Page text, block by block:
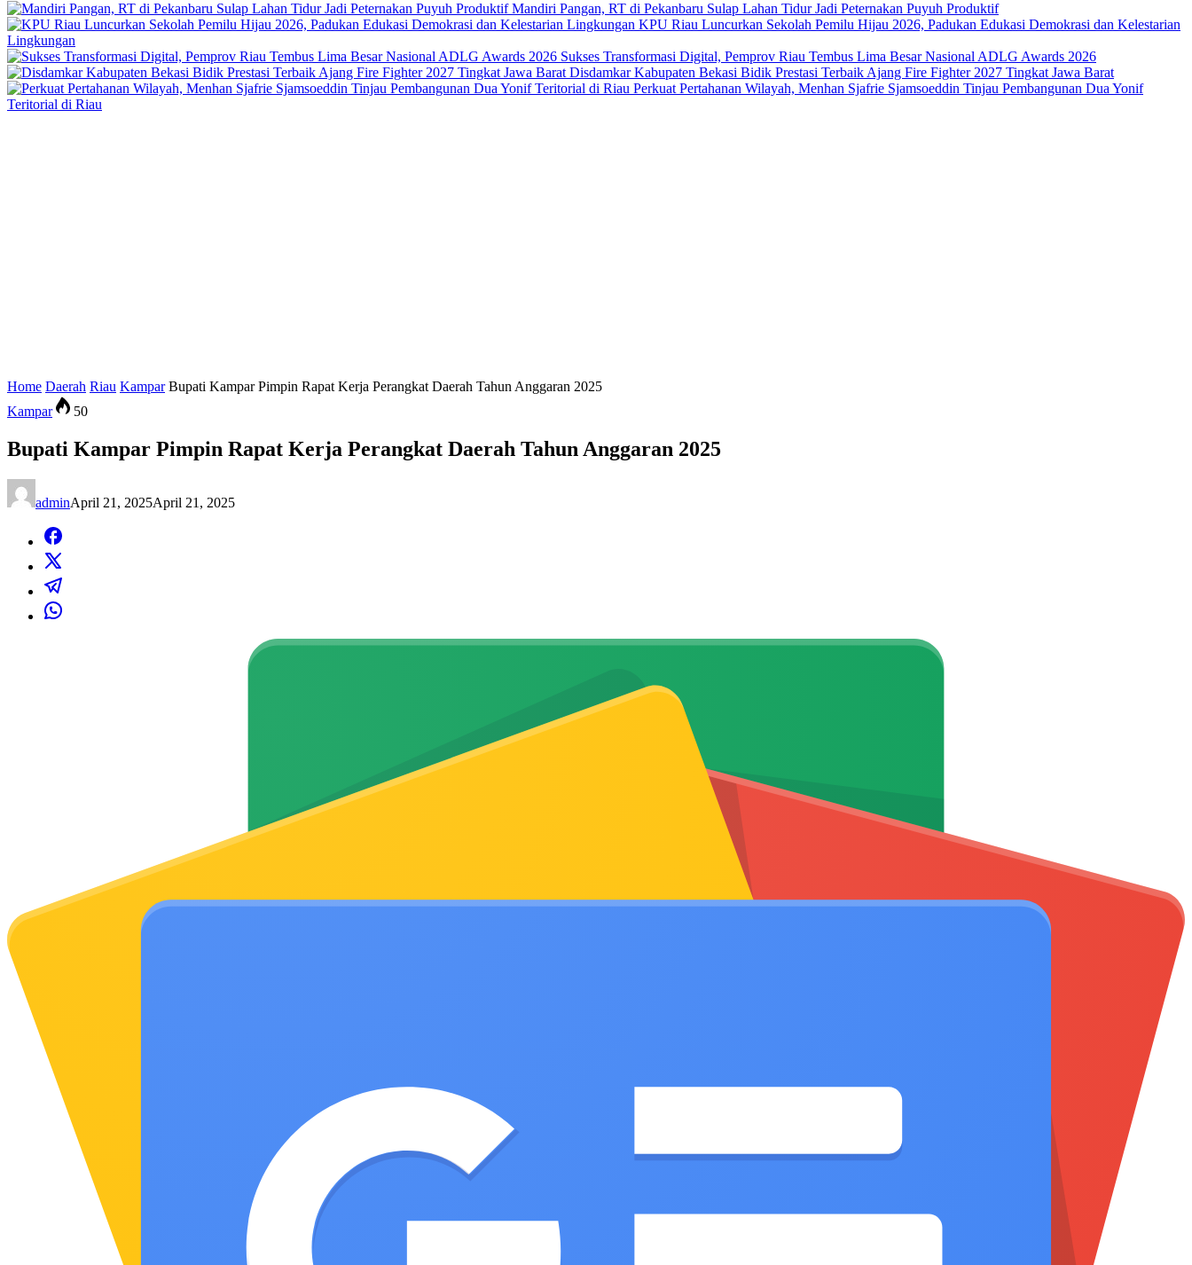
Mandiri Pangan, RT di Pekanbaru Sulap Lahan Tidur Jadi Peternakan Puyuh Produktif
KPU Riau Luncurkan Sekolah Pemilu Hijau 2026, Padukan Edukasi Demokrasi dan Kelestarian
Lingkungan
Sukses Transformasi Digital, Pemprov Riau Tembus Lima Besar Nasional ADLG Awards 2026
Disdamkar Kabupaten Bekasi Bidik Prestasi Terbaik Ajang Fire Fighter 2027 Tingkat Jawa Barat
Perkuat Pertahanan Wilayah, Menhan Sjafrie Sjamsoeddin Tinjau Pembangunan Dua Yonif
Teritorial di Riau
Home Daerah Riau Kampar Bupati Kampar Pimpin Rapat Kerja Perangkat Daerah Tahun Anggaran 2025
Kampar
50
Bupati Kampar Pimpin Rapat Kerja Perangkat Daerah Tahun Anggaran 2025
adminApril 21, 2025April 21, 2025